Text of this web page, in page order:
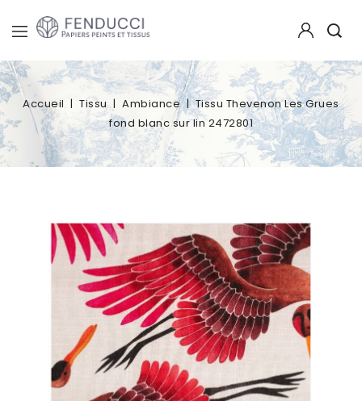
Accueil Tissu Ambiance
Tissu Thevenon Les Grues
fond blanc sur lin 2472801